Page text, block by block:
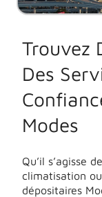
Trouvez
Des
Modes
Qu’il s’agisse
climatisation
dépositaires